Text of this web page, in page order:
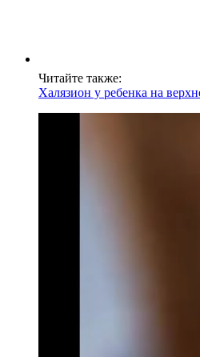
Читайте также:
Халязион у ребенка на